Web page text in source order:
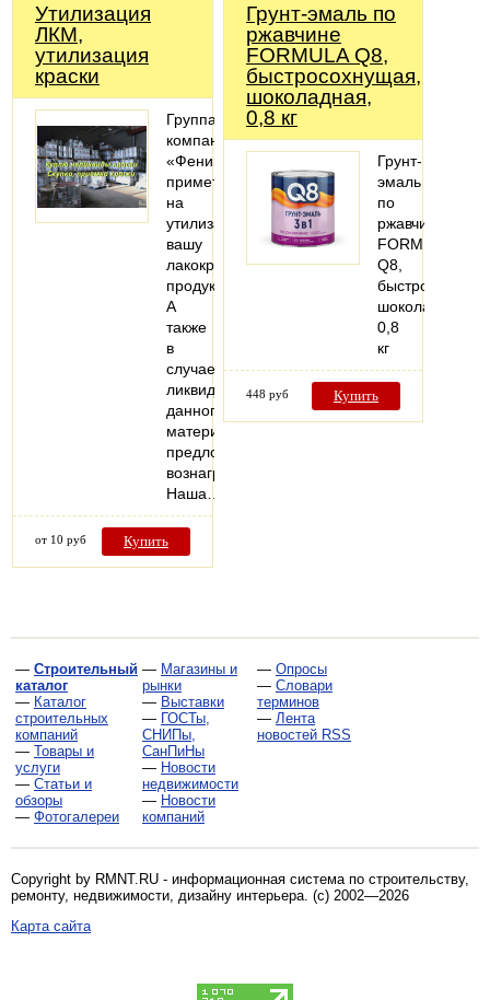
Утилизация
ЛКМ,
утилизация
краски
Группа
компаний
«Феникс»
примет
на
утилизацию
вашу
лакокрасочную
продукцию.
А
также
в
случае
ликвидности
данного
материала
предложит
вознаграждение.
Наша…
от 10 руб Купить
Грунт-эмаль по
ржавчине
FORMULA Q8,
быстросохнущая,
шоколадная,
0,8 кг
Грунт-
эмаль
по
ржавчине
FORMULA
Q8,
шоколадная,
0,8
кг
448 руб Купить
— Строительный
каталог
— Каталог
строительных
компаний
— Товары и
услуги
— Статьи и
обзоры
— Фотогалереи
— Магазины и
рынки
— Выставки
— ГОСТы,
СНИПы,
СанПиНы
— Новости
недвижимости
— Новости
компаний
— Опросы
— Словари
терминов
— Лента
новостей RSS
Copyright by RMNT.RU - информационная система по строительству,
ремонту, недвижимости, дизайну интерьера . (c) 2002—2026
Карта сайта